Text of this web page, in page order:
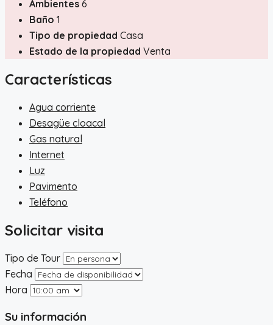
Ambientes 6
Baño 1
Tipo de propiedad Casa
Estado de la propiedad Venta
Características
Agua corriente
Desagüe cloacal
Gas natural
Internet
Luz
Pavimento
Teléfono
Solicitar visita
Tipo de Tour
Fecha
Hora
Su información